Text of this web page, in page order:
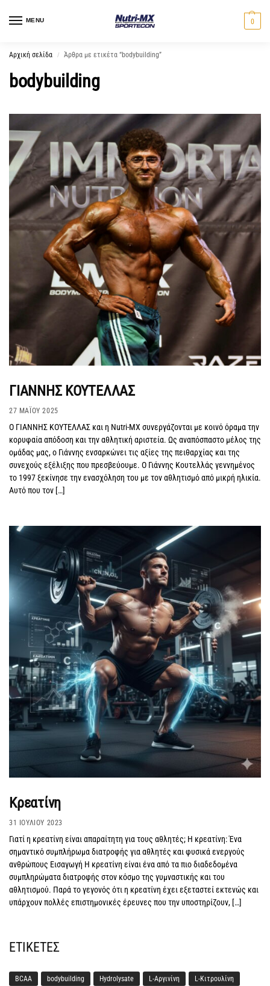
MENU 0
Αρχική σελίδα / Άρθρα με ετικέτα “bodybuilding”
bodybuilding
ΓΙΑΝΝΗΣ ΚΟΥΤΕΛΛΑΣ
27 ΜΑΪ́ΟΥ 2025
Ο ΓΙΑΝΝΗΣ ΚΟΥΤΕΛΛΑΣ και η Nutri-MX συνεργάζονται με κοινό όραμα την
κορυφαία απόδοση και την αθλητική αριστεία. Ως αναπόσπαστο μέλος της
ομάδας μας, ο Γιάννης ενσαρκώνει τις αξίες της πειθαρχίας και της
συνεχούς εξέλιξης που πρεσβεύουμε. Ο Γιάννης Κουτελλάς γεννημένος
το 1997 ξεκίνησε την ενασχόληση του με τον αθλητισμό από μικρή ηλικία.
Αυτό που τον […]
Κρεατίνη
31 ΙΟΥΛΊΟΥ 2023
Γιατί η κρεατίνη είναι απαραίτητη για τους αθλητές; Η κρεατίνη: Ένα
σημαντικό συμπλήρωμα διατροφής για αθλητές και φυσικά ενεργούς
ανθρώπους Εισαγωγή Η κρεατίνη είναι ένα από τα πιο διαδεδομένα
συμπληρώματα διατροφής στον κόσμο της γυμναστικής και του
αθλητισμού. Παρά το γεγονός ότι η κρεατίνη έχει εξεταστεί εκτενώς και
υπάρχουν πολλές επιστημονικές έρευνες που την υποστηρίζουν, […]
ΕΤΙΚΈΤΕΣ
BCAA bodybuilding Hydrolysate L-Αργινίνη L-Κιτρουλίνη